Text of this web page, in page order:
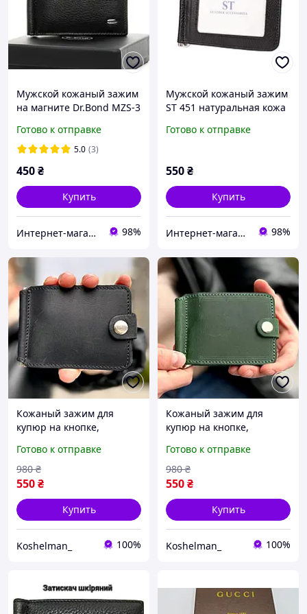
Мужской кожаный зажим
на магните Dr.Bond MZS-3
Готово к отправке
5.0 (3)
450₴
Купить
Интернет-магазин "Хамелеон" 98%
Мужской кожаный зажим
ST 451 натуральная кожа
Готово к отправке
550₴
Купить
Интернет-магазин "Хамелеон" 98%
Кожаный зажим для
купюр на кнопке,
натуральной кожи крэйзи
хорс
Готово к отправке
550₴
980 ₴
Купить
Koshelman_ 100%
Кожаный зажим для
купюр на кнопке,
натуральной кожи крэйзи
хорс
Готово к отправке
550₴
980 ₴
Купить
Koshelman_ 100%